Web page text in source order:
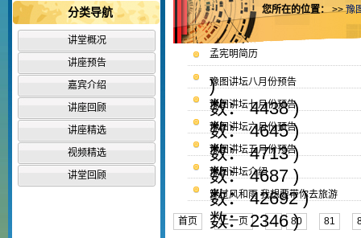
分类导航
讲堂概况
讲座预告
嘉宾介绍
讲座回顾
讲座精选
视频精选
讲堂回顾
您所在的位置：>>豫
孟宪明简历
)
豫图讲坛八月份预告
数： 4438 )
豫图讲坛七月份预告
数： 4645 )
豫图讲坛六月份预告
数： 4713 )
豫图讲坛五月份预告
数： 4687 )
豫图讲坛介绍
数： 42692 )
穿过风和雨 我想要带你去旅游
数： 2346 )
首页 上一页 ... 80 81